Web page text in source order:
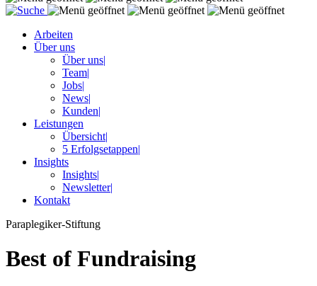
Arbeiten
Über uns
Über uns|
Team|
Jobs|
News|
Kunden|
Leistungen
Übersicht|
5 Erfolgsetappen|
Insights
Insights|
Newsletter|
Kontakt
Paraplegiker-Stiftung
Best of Fundraising